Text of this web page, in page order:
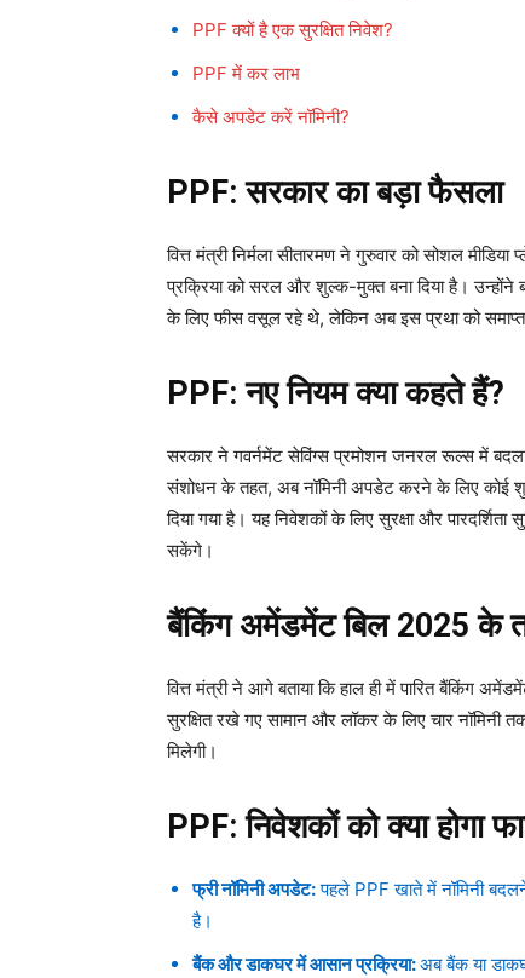
PPF क्यों है एक सुरक्षित निवेश?
PPF में कर लाभ
कैसे अपडेट करें नॉमिनी?
PPF: सरकार का बड़ा फैसला
वित्त मंत्री निर्मला सीतारमण ने गुरुवार को सोशल
प्रक्रिया को सरल और शुल्क-मुक्त बना दिया है। उन्होंने
के लिए फीस वसूल रहे थे, लेकिन अब इस प्रथा को समाप्त
PPF: नए नियम क्या कहते हैं?
सरकार ने गवर्नमेंट सेविंग्स प्रमोशन जनरल रूल्स में
संशोधन के तहत, अब नॉमिनी अपडेट करने के लिए कोई
दिया गया है। यह निवेशकों के लिए सुरक्षा और
सकेंगे।
बैंकिंग अमेंडमेंट बिल 2025 के
वित्त मंत्री ने आगे बताया कि हाल ही में पारित बैंकिंग
सुरक्षित रखे गए सामान और लॉकर के लिए चार नॉमिनी
मिलेगी।
PPF: निवेशकों को क्या होगा
फ्री नॉमिनी अपडेट:पहले PPF खाते में नॉमिनी
है।
बैंक और डाकघर में आसान प्रक्रिया:अब बैंक या